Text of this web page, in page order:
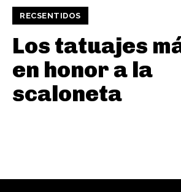
RECSENTIDOS
Los tatuajes
en honor a la
scaloneta